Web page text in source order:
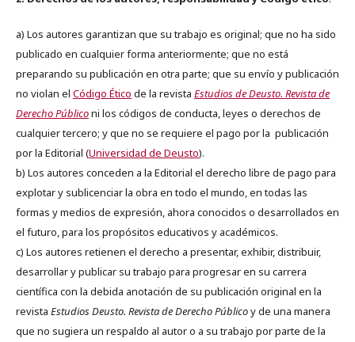
a) Los autores garantizan que su trabajo es original; que no ha sido
publicado en cualquier forma anteriormente; que no está
preparando su publicación en otra parte; que su envío y publicación
no violan el Código Ético de la revista Estudios de Deusto. Revista de
Derecho Públiconi los códigos de conducta, leyes o derechos de
cualquier tercero; y que no se requiere el pago por la publicación
por la Editorial (Universidad de Deusto).
b) Los autores conceden a la Editorial el derecho libre de pago para
explotar y sublicenciar la obra en todo el mundo, en todas las
formas y medios de expresión, ahora conocidos o desarrollados en
el futuro, para los propósitos educativos y académicos.
c) Los autores retienen el derecho a presentar, exhibir, distribuir,
desarrollar y publicar su trabajo para progresar en su carrera
científica con la debida anotación de su publicación original en la
revista Estudios Deusto. Revista de Derecho Públicoy de una manera
que no sugiera un respaldo al autor o a su trabajo por parte de la